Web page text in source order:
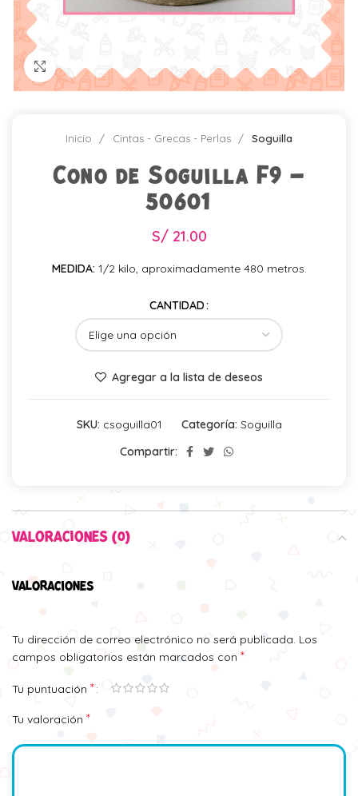
Click para agrandar
Inicio Cintas - Grecas - Perlas Soguilla
Cono de Soguilla F9 –
50601
S/21.00
MEDIDA: 1/2 kilo, aproximadamente 480 metros.
CANTIDAD
Agregar a la lista de deseos
SKU: csoguilla01 Categoría: Soguilla
Compartir:
VALORACIONES (0)
VALORACIONES
Tu dirección de correo electrónico no será publicada. Los
campos obligatorios están marcados con *
Tu puntuación *
Tu valoración *